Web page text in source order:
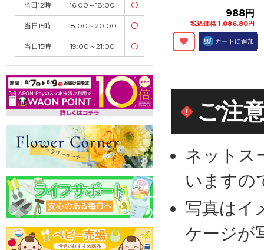
当日12時 16:00～18:00 〇
当日15時 18:00～20:00 〇
当日15時 19:00～21:00 〇
988円
税込価格 1,086.80円
カートに追加
ご注
ネットス
いますの
写真はイ
ケージが